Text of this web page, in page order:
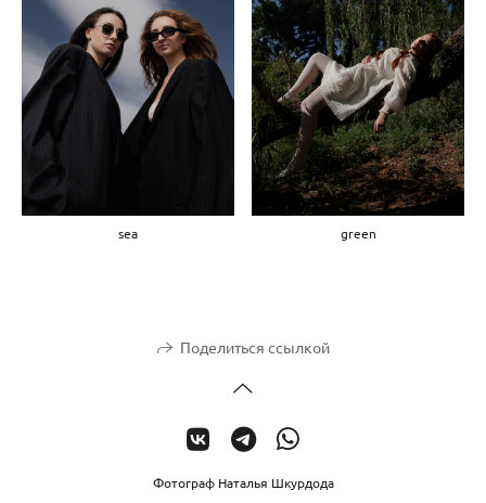
sea green
Поделиться ссылкой
Фотограф Наталья Шкурдода